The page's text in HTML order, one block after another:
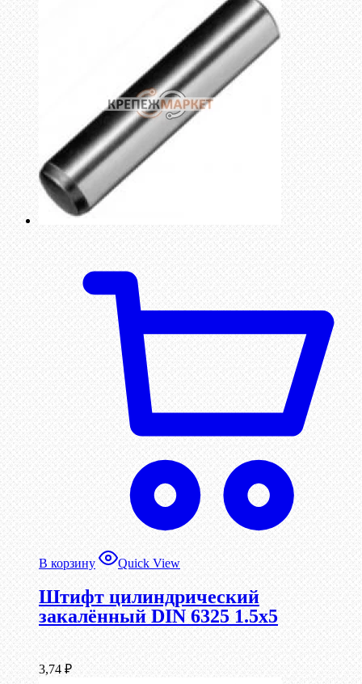
В корзину Quick View
Штифт цилиндрический
закалённый DIN 6325 1.5х5
3,74 ₽